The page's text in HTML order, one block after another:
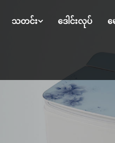
သတင်း ဒေါင်းလုပ် မ